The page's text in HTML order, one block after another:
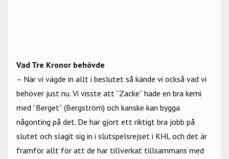
Vad Tre Kronor behövde
– När vi vägde in allt i beslutet så kände vi också vad vi
behöver just nu. Vi visste att ”Zacke” hade en bra kemi
med ”Berget” (Bergström) och kanske kan bygga
någonting på det. De har gjort ett riktigt bra jobb på
slutet och slagit sig in i slutspelsrejset i KHL och det är
framför allt för att de har tillverkat tillsammans med